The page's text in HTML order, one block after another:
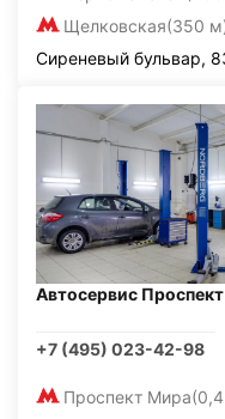
Щелковская(350
Сиреневый бульвар,
Автосервис
+7 (495) 023-42-98
Проспект Мира